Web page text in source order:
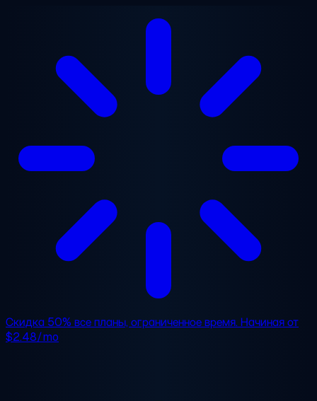
Перейти к основному содержанию
Скидка 50% все планы, ограниченное время. Начиная от
$2.48/mo